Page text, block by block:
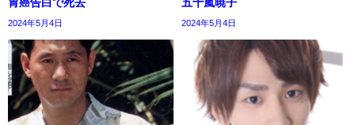
2024年5月4日 2024年5月4日